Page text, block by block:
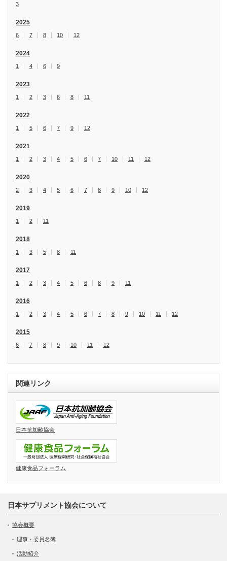
3
2025
6 7 8 10 12
2024
1 4 6 9
2023
1 2 3 6 8 11
2022
1 5 6 7 9 12
2021
1 2 3 4 5 6 7 10 11 12
2020
2 3 4 5 6 7 8 9 10 12
2019
1 2 11
2018
1 3 5 8 11
2017
1 2 3 4 5 6 8 9 11
2016
1 2 3 4 5 6 7 8 9 10 11 12
2015
6 7 8 9 10 11 12
関連リンク
日本抗加齢協会
健康食品フォーラム
日本サプリメント協会について
協会概要
理事・委員名簿
活動紹介